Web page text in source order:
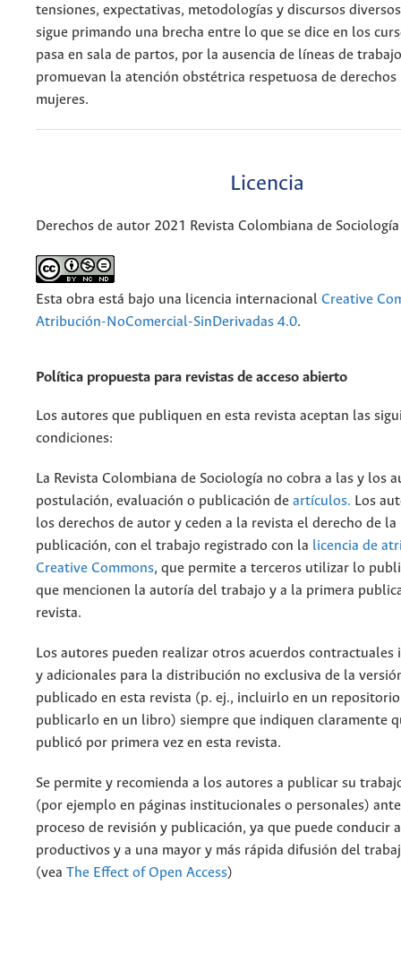
tensiones, expectativas, metodologías y discursos
sigue primando una brecha entre lo que se dice en los
pasa en sala de partos, por la ausencia de líneas de
promuevan la atención obstétrica respetuosa de derechos
mujeres.
Licencia
Derechos de autor 2021 Revista Colombiana de Sociología
Esta obra está bajo una licencia internacional Creative
Atribución-NoComercial-SinDerivadas 4.0.
Política propuesta para revistas de acceso abierto
Los autores que publiquen en esta revista aceptan las
condiciones:
La Revista Colombiana de Sociología no cobra a las y los
postulación, evaluación o publicación de artículos. Los
los derechos de autor y ceden a la revista el derecho de la
publicación, con el trabajo registrado con la licencia de
Creative Commons, que permite a terceros utilizar lo
que mencionen la autoría del trabajo y a la primera
revista.
Los autores pueden realizar otros acuerdos contractuales
y adicionales para la distribución no exclusiva de la
publicado en esta revista (p. ej., incluirlo en un
publicarlo en un libro) siempre que indiquen claramente
publicó por primera vez en esta revista.
Se permite y recomienda a los autores a publicar su
(por ejemplo en páginas institucionales o personales)
proceso de revisión y publicación, ya que puede conducir
productivos y a una mayor y más rápida difusión del
(vea The Effect of Open Access)